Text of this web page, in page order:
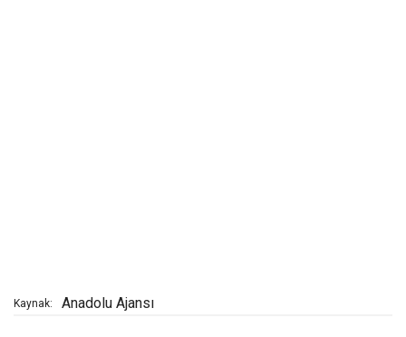
Kaynak: Anadolu Ajansı